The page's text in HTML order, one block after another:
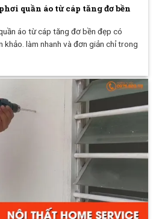
quần áo từ cáp tăng đơ bền
áo từ cáp tăng đơ bền đẹp có
làm nhanh và đơn giản chỉ trong